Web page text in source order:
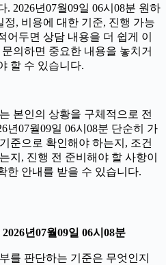
2026년07월09일 06시08분 원하
, 비용에 대한 기준, 진행 가능
어두면 상담 내용을 더 쉽게 이
의하면 중요한 내용을 놓치거
할 수 있습니다.
본인의 상황을 구체적으로 전
년07월09일 06시08분 단순히 가
준으로 확인해야 하는지, 조건
지, 진행 전 준비해야 할 사항이
한 안내를 받을 수 있습니다.
년07월09일 06시08분
를 판단하는 기준은 무엇인지